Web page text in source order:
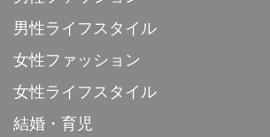
男性ライフスタイル
女性ファッション
女性ライフスタイル
結婚・育児